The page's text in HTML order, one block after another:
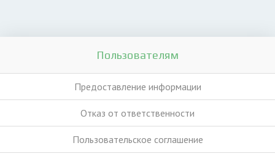
Пользователям
Предоставление информации
Отказ от ответственности
Пользовательское соглашение